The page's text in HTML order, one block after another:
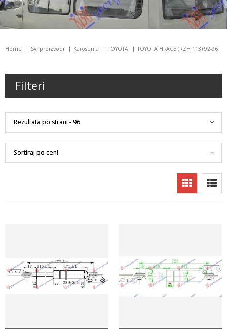
Home Svi proizvodi Karoserija TOYOTA TOYOTA HI-ACE (RZH 113) 92-96
Filteri